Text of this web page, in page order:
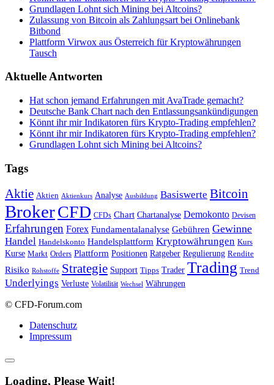
Grundlagen Lohnt sich Mining bei Altcoins?
Zulassung von Bitcoin als Zahlungsart bei Onlinebank
Bitbond
Plattform Virwox aus Österreich für Kryptowährungen
Tausch
Aktuelle Antworten
Hat schon jemand Erfahrungen mit AvaTrade gemacht?
Deutsche Bank Chart nach den Entlassungsankündigungen
Könnt ihr mir Indikatoren fürs Krypto-Trading empfehlen?
Könnt ihr mir Indikatoren fürs Krypto-Trading empfehlen?
Grundlagen Lohnt sich Mining bei Altcoins?
Tags
Aktie Aktien Aktienkurs Analyse Ausbildung Basiswerte Bitcoin
BrokerCFD CFDs Chart Chartanalyse Demokonto Devisen
Erfahrungen Forex Fundamentalanalyse Gebühren Gewinne
Handel Handelskonto Handelsplattform Kryptowährungen Kurs
Kurse Markt Orders Plattform Positionen Ratgeber Regulierung Rendite
Risiko Rohstoffe Strategie Support Tipps Trader Trading Trend
Underlyings Verluste Volatilität Wechsel Währungen
© CFD-Forum.com
Datenschutz
Impressum
Loading, Please Wait!